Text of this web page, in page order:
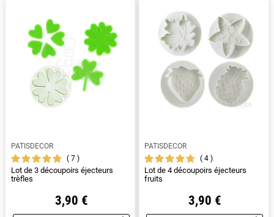
PATISDECOR
7
Lot de 3 découpoirs éjecteurs
trèfles
3,90 €
PATISDECOR
4
Lot de 4 découpoirs éjecteurs
fruits
3,90 €